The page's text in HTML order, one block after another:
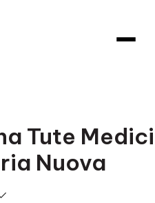
Tute Medici
Nuova